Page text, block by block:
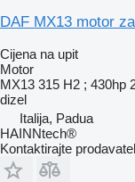
DAF MX13 motor
Cijena na upit
Motor
MX13 315 H2 ; 430hp
dizel
Italija, Padua
HAINNtech®
Kontaktirajte